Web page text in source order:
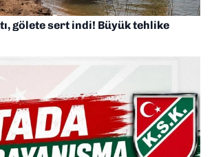
gölete sert indi! Büyük tehlike